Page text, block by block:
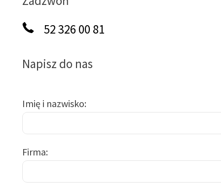
52 326 00 81
Napisz do nas
Imię i nazwisko
Firma